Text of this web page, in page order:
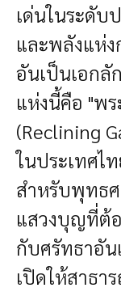
เด่นในระดับ
และพลังแห่ง
อันเป็นเอกลั
แห่งนี้คือ "พ
(Reclining
ในประเทศ
สำหรับพุทธ
แสวงบุญที่ต้
กับศรัทธาอัน
เปิดให้สาธา